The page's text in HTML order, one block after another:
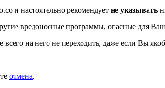
и настоятельно рекомендует не указывать
вредоносные программы, опасные для
всего на него не переходить, даже если Вы
отмена.